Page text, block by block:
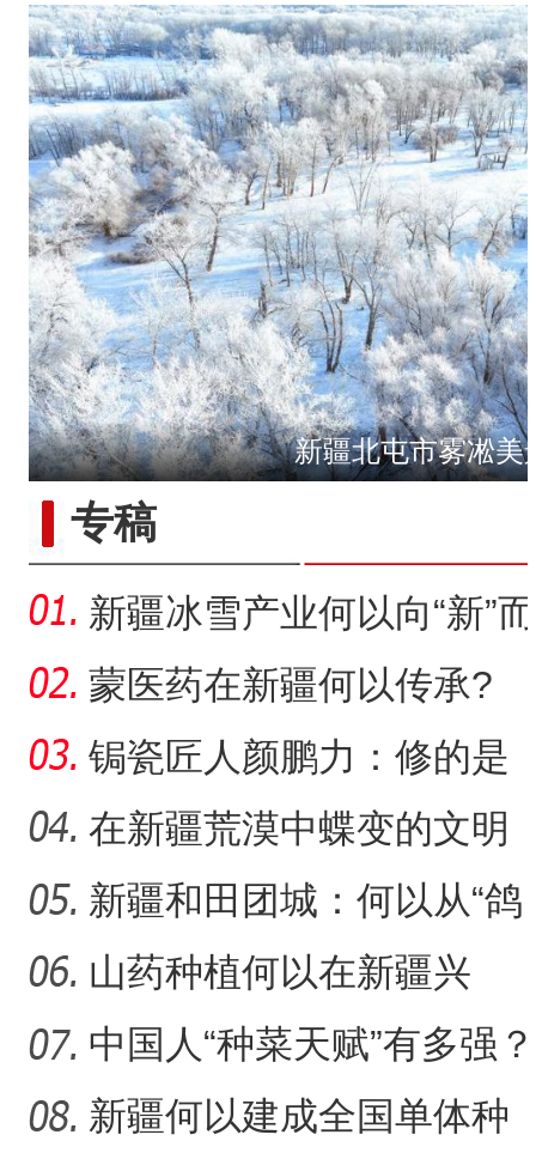
侨乡故事 | 从游客到创客：
侨乡故事 | 新疆吐鲁番烘焙
新疆北屯市雾凇美
新疆轮台百里雅丹白雪
专稿
新疆冰雪产业何以向“新”而
行？
蒙医药在新疆何以传承?
锔瓷匠人颜鹏力：修的是
瓷，也是“情”
在新疆荒漠中蝶变的文明
村镇
新疆和田团城：何以从“鸽
子巷”到网红打卡地
山药种植何以在新疆兴
起？
中国人“种菜天赋”有多强？
戈壁荒漠变“智慧农场
新疆何以建成全国单体种